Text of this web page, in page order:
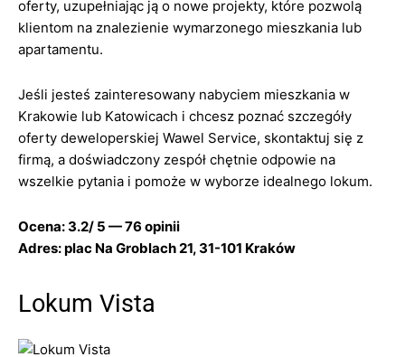
oferty, uzupełniając ją o nowe projekty, które pozwolą
klientom na znalezienie wymarzonego mieszkania lub
apartamentu.
Jeśli jesteś zainteresowany nabyciem mieszkania w
Krakowie lub Katowicach i chcesz poznać szczegóły
oferty deweloperskiej Wawel Service, skontaktuj się z
firmą, a doświadczony zespół chętnie odpowie na
wszelkie pytania i pomoże w wyborze idealnego lokum.
Ocena: 3.2/ 5 — 76 opinii
Adres: plac Na Groblach 21, 31-101 Kraków
Lokum Vista